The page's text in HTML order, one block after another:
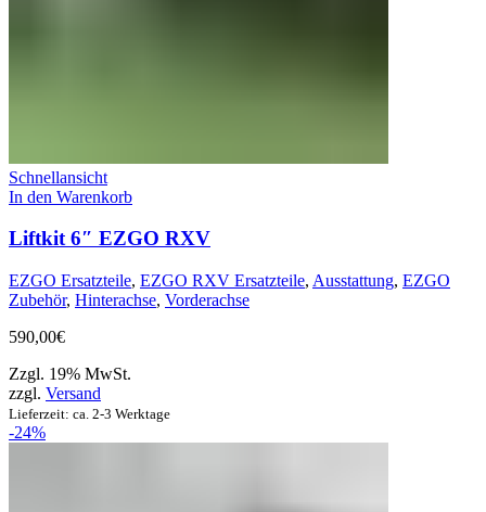
Schnellansicht
In den Warenkorb
Liftkit 6″ EZGO RXV
EZGO Ersatzteile, EZGO RXV Ersatzteile, Ausstattung, EZGO
Zubehör, Hinterachse, Vorderachse
590,00€
Zzgl. 19% MwSt.
zzgl. Versand
Lieferzeit: ca. 2-3 Werktage
-24%